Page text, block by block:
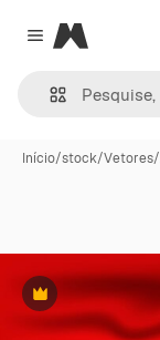
Close menu
Magnific
Início/stock/Vetores/
Premium